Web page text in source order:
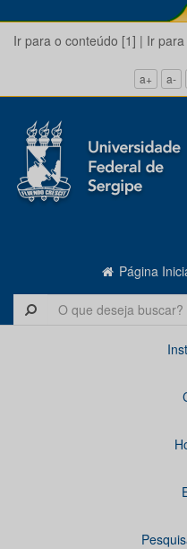
Ir para o conteúdo [1] | Ir
a+ a-
Página